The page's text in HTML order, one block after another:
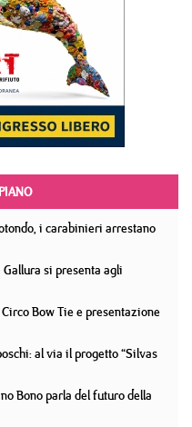
i carabinieri arrestano
si presenta agli
Bow Tie e presentazione
al via il progetto “Silvas
Bono parla del futuro della